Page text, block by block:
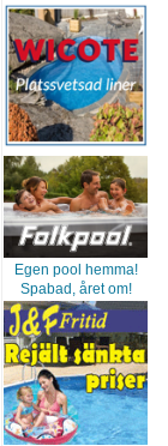
Egen pool hemma!
Spabad, året om!